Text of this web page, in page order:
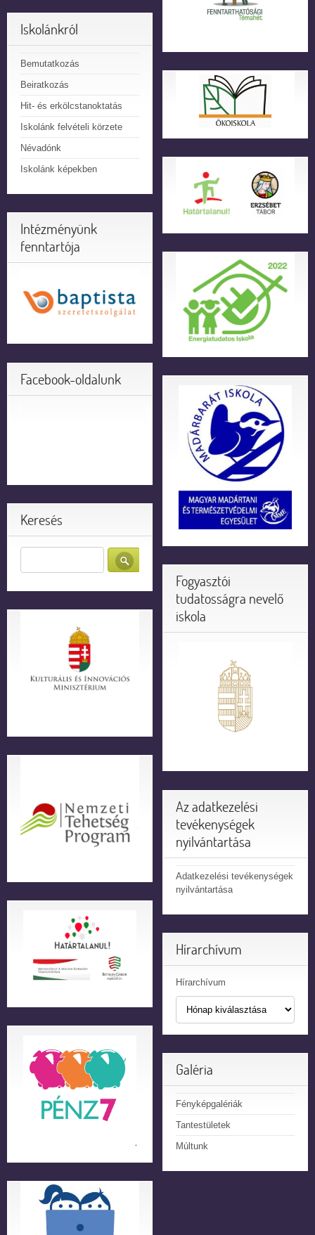
Iskolánkról
Bemutatkozás
Beiratkozás
Hit- és erkölcstanoktatás
Iskolánk felvételi körzete
Névadónk
Iskolánk képekben
Intézményünk
fenntartója
Facebook-oldalunk
Keresés
Fogyasztói
tudatosságra nevelő
iskola
Az adatkezelési
tevékenységek
nyilvántartása
Adatkezelési tevékenységek
nyilvántartása
Hírarchívum
Hírarchívum
Galéria
Fényképgalériák
Tantestületek
Múltunk